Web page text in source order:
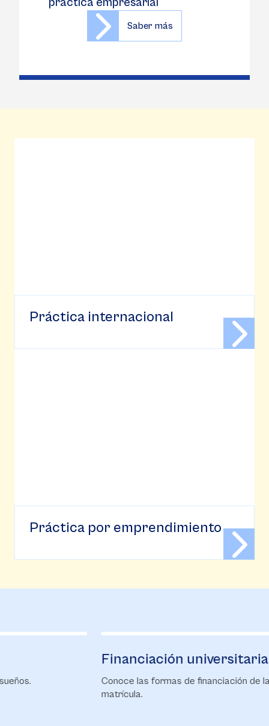
Saber más
Práctica internacional
Práctica por emprendimiento
Financiación universitaria
Conoce las formas de financiación de la